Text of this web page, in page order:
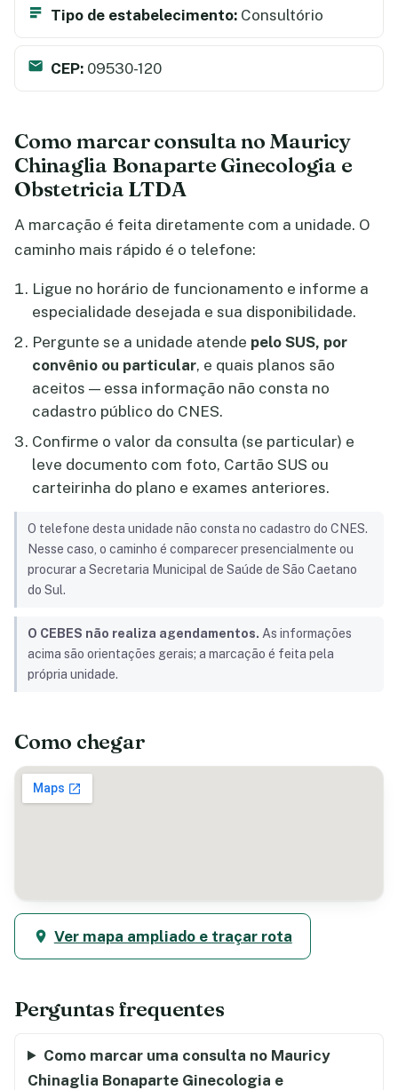
Tipo de estabelecimento: Consultório
CEP: 09530-120
Como marcar consulta no Mauricy
Chinaglia Bonaparte Ginecologia e
Obstetricia LTDA
A marcação é feita diretamente com a unidade. O
caminho mais rápido é o telefone:
Ligue no horário de funcionamento e informe a
especialidade desejada e sua disponibilidade.
Pergunte se a unidade atende pelo SUS, por
convênio ou particular, e quais planos são
aceitos — essa informação não consta no
cadastro público do CNES.
Confirme o valor da consulta (se particular) e
leve documento com foto, Cartão SUS ou
carteirinha do plano e exames anteriores.
O telefone desta unidade não consta no cadastro do CNES.
Nesse caso, o caminho é comparecer presencialmente ou
procurar a Secretaria Municipal de Saúde de São Caetano
do Sul.
O CEBES não realiza agendamentos. As informações
acima são orientações gerais; a marcação é feita pela
própria unidade.
Como chegar
Ver mapa ampliado e traçar rota
Perguntas frequentes
Como marcar uma consulta no Mauricy
Chinaglia Bonaparte Ginecologia e